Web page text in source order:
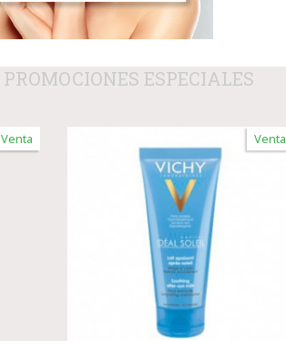
PROMOCIONES ESPECIALES
Venta Venta